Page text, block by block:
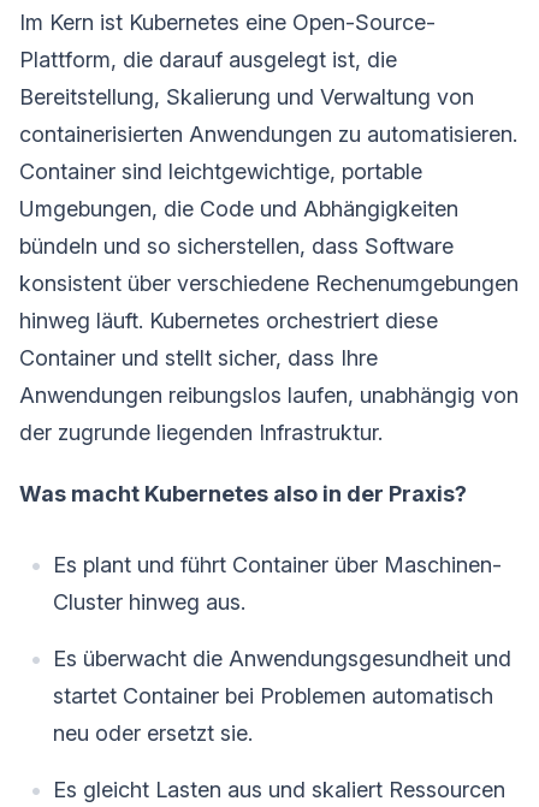
Im Kern ist Kubernetes eine Open-Source-
Plattform, die darauf ausgelegt ist, die
Bereitstellung, Skalierung und Verwaltung von
containerisierten Anwendungen zu automatisieren.
Container sind leichtgewichtige, portable
Umgebungen, die Code und Abhängigkeiten
bündeln und so sicherstellen, dass Software
konsistent über verschiedene Rechenumgebungen
hinweg läuft. Kubernetes orchestriert diese
Container und stellt sicher, dass Ihre
Anwendungen reibungslos laufen, unabhängig von
der zugrunde liegenden Infrastruktur.
Was macht Kubernetes also in der Praxis?
Es plant und führt Container über Maschinen-
Cluster hinweg aus.
Es überwacht die Anwendungsgesundheit und
startet Container bei Problemen automatisch
neu oder ersetzt sie.
Es gleicht Lasten aus und skaliert Ressourcen